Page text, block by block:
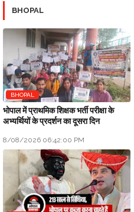
BHOPAL
BHOPAL
भोपाल में प्राथमिक शिक्षक भर्ती परीक्षा के
अभ्यर्थियों के प्रदर्शन का दूसरा दिन
8/08/2026 06:42:00 PM